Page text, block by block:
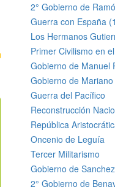
2° Gobierno de
Guerra con España
Los Hermanos
Primer Civilismo en
Gobierno de Manuel
Gobierno de
Guerra del Pacífico
Reconstrucción
República
Oncenio de Leguía
Tercer Militarismo
Gobierno de
2° Gobierno de